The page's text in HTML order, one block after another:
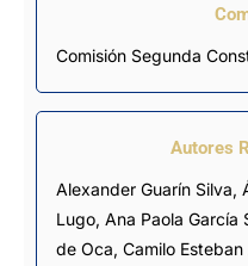
Comisión Segunda
Autores
Alexander Guarín Silva,
Lugo, Ana Paola García
de Oca, Camilo